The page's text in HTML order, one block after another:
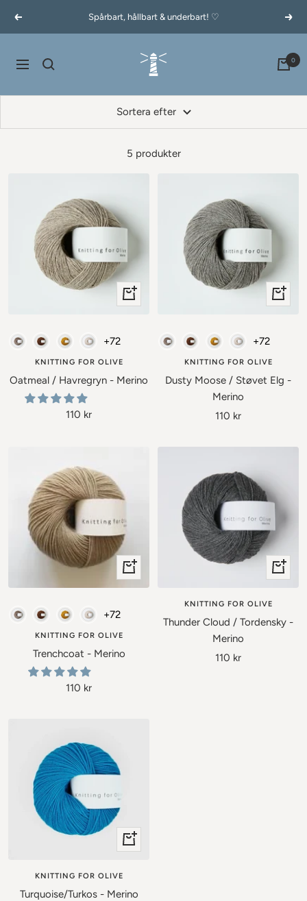
Föregående Spårbart, hållbart & underbart! ♡
Navigering
60garnernord.se 0
Sortera efter
5 produkter
+
i
varukorgen
Merino - Knitting for Olive
+72
KNITTING FOR OLIVE
Oatmeal / Havregryn - Merino
Rea-
110 kr
+
i
Merino - Knitting for Olive
+72
KNITTING FOR OLIVE
Dusty Moose / Støvet Elg -
Merino
Rea-
110 kr
+
Lägg
i
varukorgen
Merino - Knitting for Olive
+72
KNITTING FOR OLIVE
Trenchcoat - Merino
Rea-
110 kr
+
till
i
KNITTING FOR OLIVE
Thunder Cloud / Tordensky -
Merino
Rea-
110 kr
+
till
i
KNITTING FOR OLIVE
Turquoise/Turkos - Merino